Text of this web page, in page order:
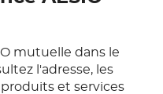
mutuelle dans le
l'adresse, les
et services